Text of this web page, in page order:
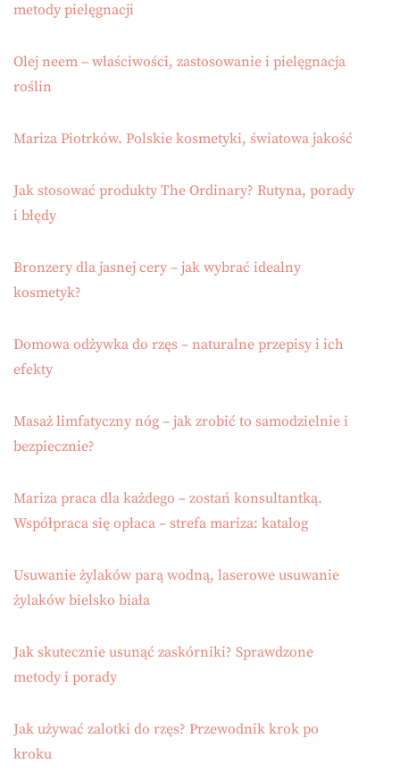
metody pielęgnacji
Olej neem – właściwości, zastosowanie i pielęgnacja
roślin
Mariza Piotrków. Polskie kosmetyki, światowa jakość
Jak stosować produkty The Ordinary? Rutyna, porady
i błędy
Bronzery dla jasnej cery – jak wybrać idealny
kosmetyk?
Domowa odżywka do rzęs – naturalne przepisy i ich
efekty
Masaż limfatyczny nóg – jak zrobić to samodzielnie i
bezpiecznie?
Mariza praca dla każdego – zostań konsultantką.
Współpraca się opłaca – strefa mariza: katalog
Usuwanie żylaków parą wodną, laserowe usuwanie
żylaków bielsko biała
Jak skutecznie usunąć zaskórniki? Sprawdzone
metody i porady
Jak używać zalotki do rzęs? Przewodnik krok po
kroku